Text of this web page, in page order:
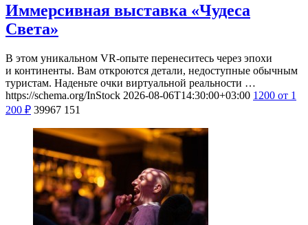
Иммерсивная выставка «Чудеса
Света»
В этом уникальном VR-опыте перенеситесь через эпохи
и континенты. Вам откроются детали, недоступные обычным
туристам. Наденьте очки виртуальной реальности …
https://schema.org/InStock 2026-08-06T14:30:00+03:00 1200 от 1
200 ₽ 39967 151